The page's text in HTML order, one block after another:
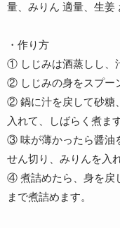
量、みりん 適量、生姜
・作り方
① しじみは酒蒸しし、
② しじみの身をスプー
② 鍋に汁を戻して砂糖
入れて、しばらく煮ます
③ 味が薄かったら醤油
せん切り、みりんを入
④ 煮詰めたら、身を戻
まで煮詰めます。